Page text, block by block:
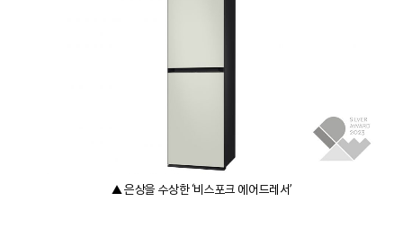
▲ 은상을 수상한 ‘비스포크 에어드레서’